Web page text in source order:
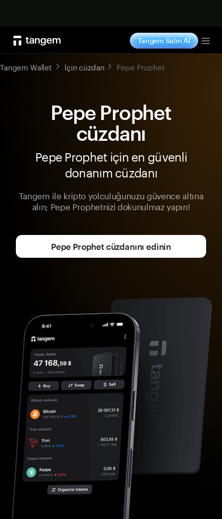
Tangem Satın Al
Tangem Wallet İçin cüzdan Pepe Prophet
Pepe Prophet
cüzdanı
Pepe Prophet için en güvenli
donanım cüzdanı
Tangem ile kripto yolculuğunuzu güvence altına
alın; Pepe Prophetnizi dokunulmaz yapın!
Pepe Prophet cüzdanını edinin